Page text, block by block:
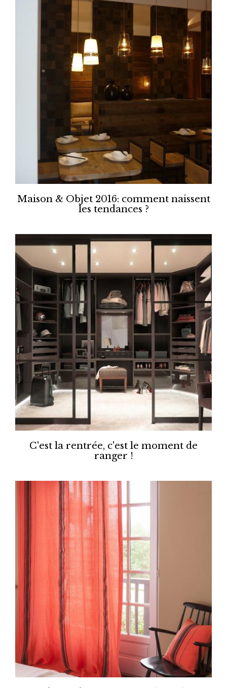
Maison & Objet 2016: comment naissent
les tendances ?
C'est la rentrée, c'est le moment de
ranger !